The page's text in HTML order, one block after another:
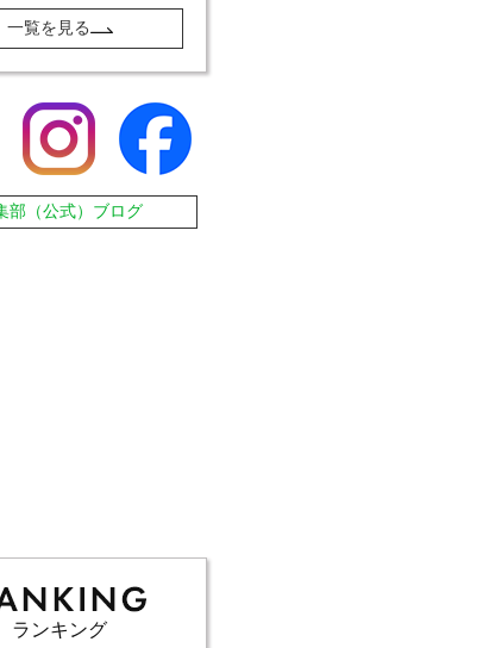
一覧を見る
部（公式）ブログ
ランキング